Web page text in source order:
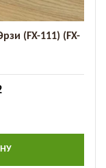
(FX-111) (FX-